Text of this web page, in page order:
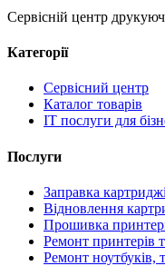
Сервісній центр
Категорії
Сервісний центр
Каталог товарів
IT послуги для
Послуги
Заправка
Відновлення
Прошивка
Ремонт
Ремонт ноутбуків,